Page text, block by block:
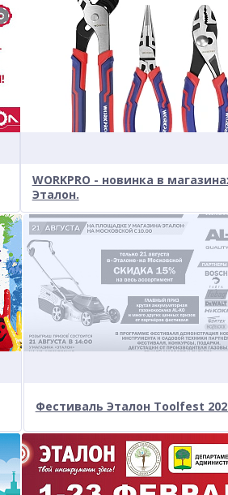
WORKPRO - новинка в
Эталон.
Фестиваль Эталон Toolfest